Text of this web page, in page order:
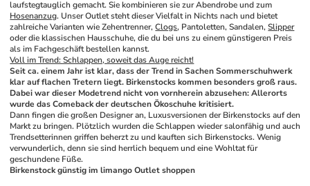
Hosenanzug. Unser Outlet steht dieser Vielfalt in Nichts nach und bietet
zahlreiche Varianten wie Zehentrenner, Clogs, Pantoletten, Sandalen, Slipper
oder die klassischen Hausschuhe, die du bei uns zu einem günstigeren Preis
als im Fachgeschäft bestellen kannst.
Voll im Trend: Schlappen, soweit das Auge reicht!
Seit ca. einem Jahr ist klar, dass der Trend in Sachen Sommerschuhwerk
klar auf flachen Tretern liegt. Birkenstocks kommen besonders groß raus.
Dabei war dieser Modetrend nicht von vornherein abzusehen: Allerorts
wurde das Comeback der deutschen Ökoschuhe kritisiert.
Dann fingen die großen Designer an, Luxusversionen der Birkenstocks auf den
Markt zu bringen. Plötzlich wurden die Schlappen wieder salonfähig und auch
Trendsetterinnen griffen beherzt zu und kauften sich Birkenstocks. Wenig
verwunderlich, denn sie sind herrlich bequem und eine Wohltat für
geschundene Füße.
Birkenstock günstig im limango Outlet shoppen